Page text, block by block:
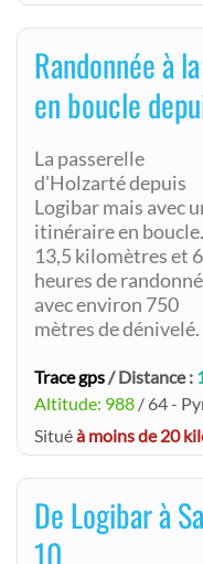
Randonnée à
en boucle
La passerelle
d'Holzarté depuis
Logibar mais avec
itinéraire en boucle.
13,5 kilomètres et 6
heures de
avec environ 750
mètres de dénivelé.
Trace gps/ Distance :
Altitude: 988 / 64 -
Situéà moins de 20
De Logibar à
10